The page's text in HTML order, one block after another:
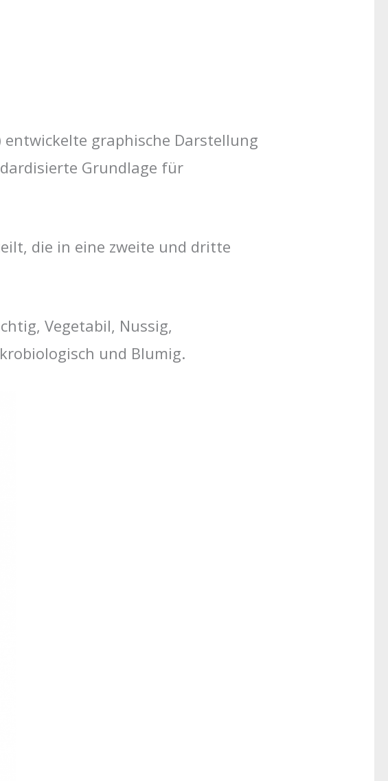
entwickelte graphische Darstellung
Grundlage für
die in eine zweite und dritte
Vegetabil, Nussig,
und Blumig.